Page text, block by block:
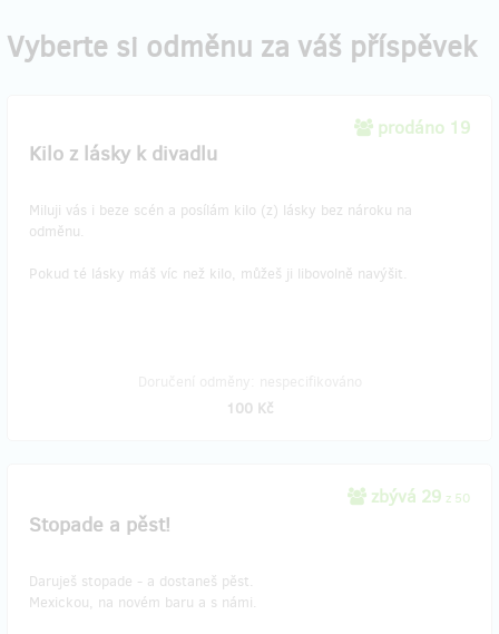
Vyberte si odměnu za váš příspěvek
prodáno 19
Kilo z lásky k divadlu
Miluji vás i beze scén a posílám kilo (z) lásky bez nároku na
odměnu.
Pokud té lásky máš víc než kilo, můžeš ji libovolně navýšit.
100 Kč
zbývá 29 z 50
Stopade a pěst!
Daruješ stopade - a dostaneš pěst.
Mexickou, na novém baru a s námi.